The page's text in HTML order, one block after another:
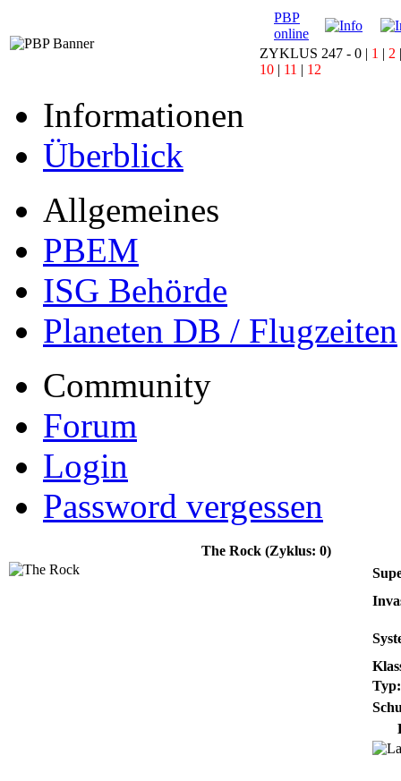
PBP
online
ZYKLUS 247 - 0 | 1 | 2
10 | 11 | 12
Informationen
Überblick
Allgemeines
PBEM
ISG Behörde
Planeten DB / Flugzeiten
Community
Forum
Login
Password vergessen
The Rock (Zyklus: 0)
Typ: